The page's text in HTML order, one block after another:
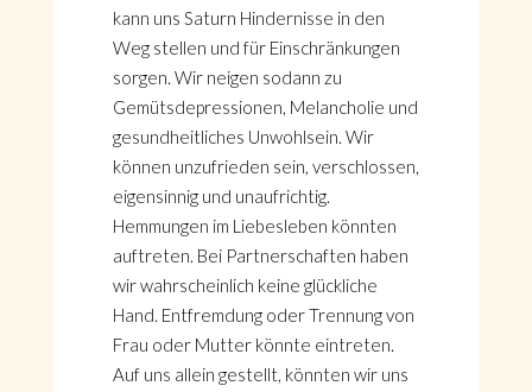
kann uns Saturn Hindernisse in den
Weg stellen und für Einschränkungen
sorgen. Wir neigen sodann zu
Gemütsdepressionen, Melancholie und
gesundheitliches Unwohlsein. Wir
können unzufrieden sein, verschlossen,
eigensinnig und unaufrichtig.
Hemmungen im Liebesleben könnten
auftreten. Bei Partnerschaften haben
wir wahrscheinlich keine glückliche
Hand. Entfremdung oder Trennung von
Frau oder Mutter könnte eintreten.
Auf uns allein gestellt, könnten wir uns